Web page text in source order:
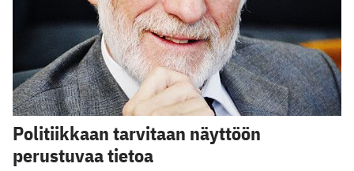
Politiikkaan tarvitaan näyttöön
perustuvaa tietoa